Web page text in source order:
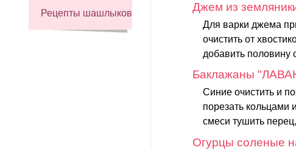
Рецепты шашлыков
Джем из
Для варки джема
очистить от
добавить половину
Баклажаны
Синие очистить и
порезать кольцами
смеси тушить
Огурцы соленые